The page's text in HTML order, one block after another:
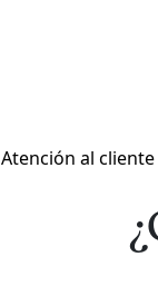
Atención al cliente